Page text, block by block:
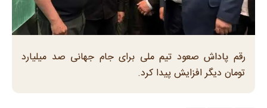
رقم پاداش صعود تیم ملی برای جام جهانی صد میلیارد
تومان دیگر افزایش پیدا کرد.